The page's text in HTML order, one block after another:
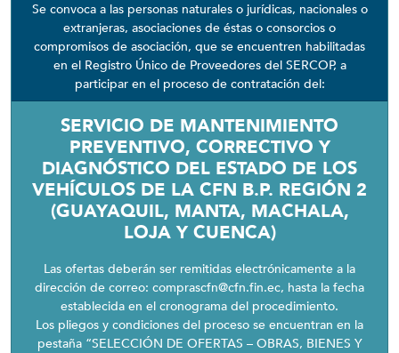
Se convoca a las personas naturales o jurídicas, nacionales o
extranjeras, asociaciones de éstas o consorcios o
compromisos de asociación, que se encuentren habilitadas
en el Registro Único de Proveedores del SERCOP, a
participar en el proceso de contratación del:
SERVICIO DE MANTENIMIENTO
PREVENTIVO, CORRECTIVO Y
DIAGNÓSTICO DEL ESTADO DE LOS
VEHÍCULOS DE LA CFN B.P. REGIÓN 2
(GUAYAQUIL, MANTA, MACHALA,
LOJA Y CUENCA)
Las ofertas deberán ser remitidas electrónicamente a la
dirección de correo: comprascfn@cfn.fin.ec, hasta la fecha
establecida en el cronograma del procedimiento.
Los pliegos y condiciones del proceso se encuentran en la
pestaña “SELECCIÓN DE OFERTAS – OBRAS, BIENES Y